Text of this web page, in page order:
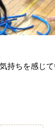
持ちを感じて